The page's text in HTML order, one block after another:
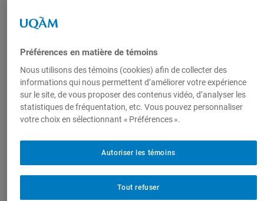
Produit par
Centre
d'études sur
l'intégration et
la
mondialisation
Sur le même sujet
Préférences en matière de témoins
Nous utilisons des témoins (cookies) afin de collecter des
informations qui nous permettent d’améliorer votre expérience
sur le site, de vous proposer des contenus vidéo, d’analyser les
statistiques de fréquentation, etc. Vous pouvez personnaliser
votre choix en sélectionnant « Préférences ».
Tout refuser
Autoriser les témoins